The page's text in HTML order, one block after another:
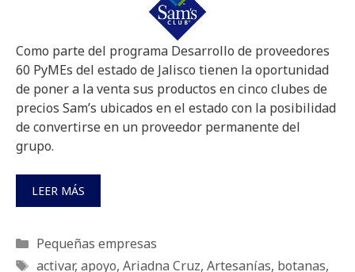
Como parte del programa Desarrollo de proveedores
60 PyMEs del estado de Jalisco tienen la oportunidad
de poner a la venta sus productos en cinco clubes de
precios Sam’s ubicados en el estado con la posibilidad
de convertirse en un proveedor permanente del
grupo.
LEER MÁS
Categorías
Pequeñas empresas
Etiquetas
activar, apoyo, Ariadna Cruz, Artesanías, botanas,